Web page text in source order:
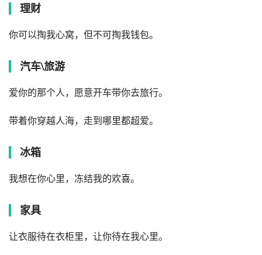
理财
你可以掏我心窝，但不可掏我钱包。
汽车\旅游
爱你的那个人，愿意开车带你去旅行。
带着你穿越人海，走到哪里都超爱。
冰箱
我想在你心里，冻结我的欢喜。
家具
让衣服待在衣柜里，让你待在我心里。